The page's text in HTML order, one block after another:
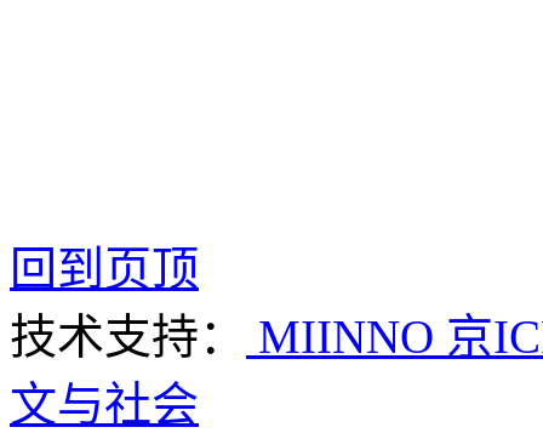
回到页顶
技术支持：
MIINNO 京
文与社会